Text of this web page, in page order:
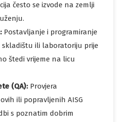
često se izvode na zemlji
Postavljanje i programiranje
skladištu ili laboratoriju prije
štedi vrijeme na licu
(QA): Provjera
ili popravljenih AISG
s poznatim dobrim